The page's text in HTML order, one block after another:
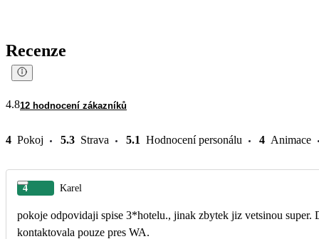
Recenze
4.812 hodnocení zákazníků
4 Pokoj 5.3 Strava 5.1 Hodnocení personálu 4 Animace
4 Karel
pokoje odpovidaji spise 3*hotelu., jinak zbytek jiz vetsinou super. Delegatka nas
kontaktovala pouze pres WA.